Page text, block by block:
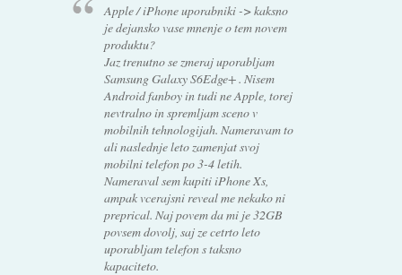
Apple / iPhone uporabniki -> kaksno
je dejansko vase mnenje o tem novem
produktu?
Jaz trenutno se zmeraj uporabljam
Samsung Galaxy S6Edge+ . Nisem
Android fanboy in tudi ne Apple, torej
nevtralno in spremljam sceno v
mobilnih tehnologijah. Nameravam to
ali naslednje leto zamenjat svoj
mobilni telefon po 3-4 letih.
Nameraval sem kupiti iPhone Xs,
ampak vcerajsni reveal me nekako ni
preprical. Naj povem da mi je 32GB
povsem dovolj, saj ze cetrto leto
uporabljam telefon s taksno
kapaciteto.